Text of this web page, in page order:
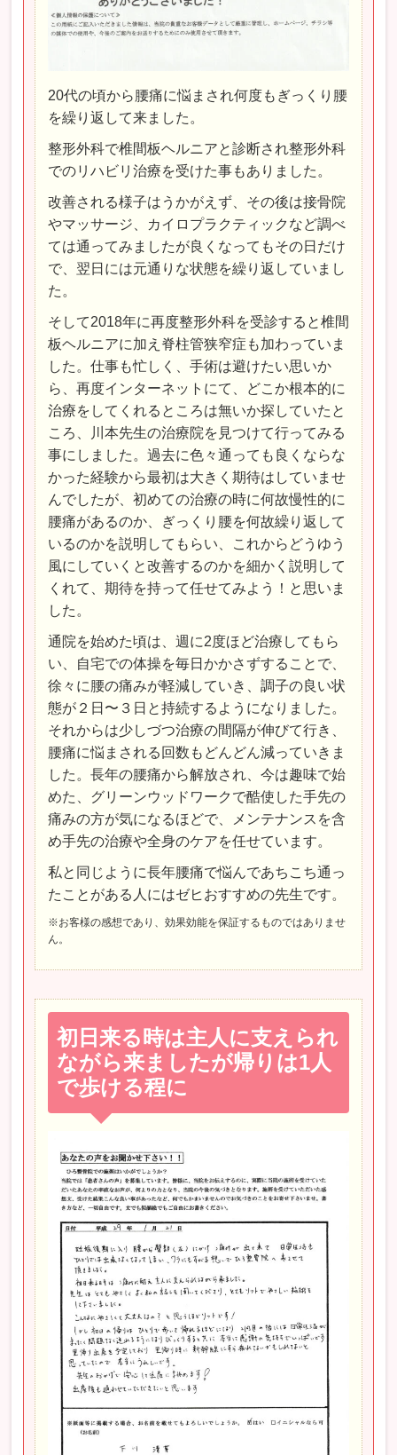
20代の頃から腰痛に悩まされ何度もぎっくり腰
を繰り返して来ました。
整形外科で椎間板ヘルニアと診断され整形外科
でのリハビリ治療を受けた事もありました。
改善される様子はうかがえず、その後は接骨院
やマッサージ、カイロプラクティックなど調べ
ては通ってみましたが良くなってもその日だけ
で、翌日には元通りな状態を繰り返していまし
た。
そして2018年に再度整形外科を受診すると椎間
板ヘルニアに加え脊柱管狭窄症も加わっていま
した。仕事も忙しく、手術は避けたい思いか
ら、再度インターネットにて、どこか根本的に
治療をしてくれるところは無いか探していたと
ころ、川本先生の治療院を見つけて行ってみる
事にしました。過去に色々通っても良くならな
かった経験から最初は大きく期待はしていませ
んでしたが、初めての治療の時に何故慢性的に
腰痛があるのか、ぎっくり腰を何故繰り返して
いるのかを説明してもらい、これからどうゆう
風にしていくと改善するのかを細かく説明して
くれて、期待を持って任せてみよう！と思いま
した。
通院を始めた頃は、週に2度ほど治療してもら
い、自宅での体操を毎日かかさずすることで、
徐々に腰の痛みが軽減していき、調子の良い状
態が２日〜３日と持続するようになりました。
それからは少しづつ治療の間隔が伸びて行き、
腰痛に悩まされる回数もどんどん減っていきま
した。長年の腰痛から解放され、今は趣味で始
めた、グリーンウッドワークで酷使した手先の
痛みの方が気になるほどで、メンテナンスを含
め手先の治療や全身のケアを任せています。
私と同じように長年腰痛で悩んであちこち通っ
たことがある人にはゼヒおすすめの先生です。
※お客様の感想であり、効果効能を保証するものではありませ
ん。
初日来る時は主人に支えられ
ながら来ましたが帰りは1人
で歩ける程に